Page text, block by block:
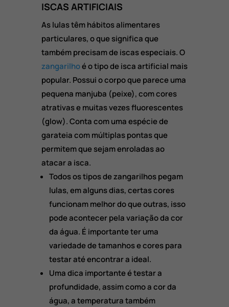
ISCAS ARTIFICIAIS
As lulas têm hábitos alimentares
particulares, o que significa que
também precisam de iscas especiais. O
zangarilhoé o tipo de isca artificial mais
popular. Possui o corpo que parece uma
pequena manjuba (peixe), com cores
atrativas e muitas vezes fluorescentes
(glow). Conta com uma espécie de
garateia com múltiplas pontas que
permitem que sejam enroladas ao
atacar a isca.
Todos os tipos de zangarilhos pegam
lulas, em alguns dias, certas cores
funcionam melhor do que outras, isso
pode acontecer pela variação da cor
da água. É importante ter uma
variedade de tamanhos e cores para
testar até encontrar a ideal.
Uma dica importante é testar a
profundidade, assim como a cor da
água, a temperatura também